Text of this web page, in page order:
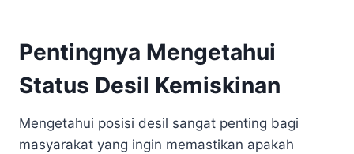
Pentingnya Mengetahui
Status Desil Kemiskinan
Mengetahui posisi desil sangat penting bagi
masyarakat yang ingin memastikan apakah